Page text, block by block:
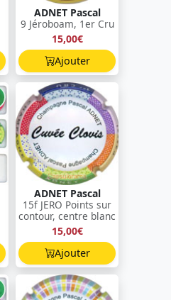
ADNET Pascal
9 Jéroboam, 1er Cru
15,00€
Ajouter
ADNET Pascal
15f JERO Points sur
contour, centre blanc
15,00€
Ajouter